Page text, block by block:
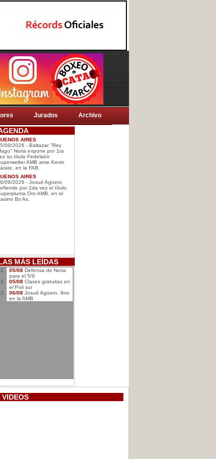
Jurados Archivo
AIRES
09/2026 - Baltazar "Rey
Noria expone por 1ra
su título Fedelatín
AMB ante Kevin
en la FAB.
AIRES
09/2026 - Josué Agüero
por 2da vez el título
Oro AMB, en el
Bs As.
MÁS LEÍDAS
05/08 Defensa de Noria
para el 5/9
05/08 Clases gratuitas en
el Poli sur
06/08 Josué Agüero, 9no
en la AMB
VIDEOS